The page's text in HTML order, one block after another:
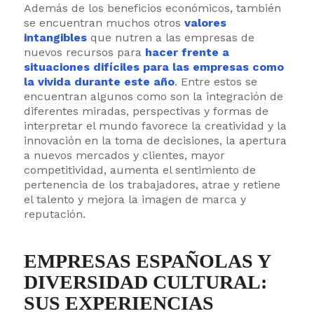
Además de los beneficios económicos, también
se encuentran muchos otros valores
intangiblesque nutren a las empresas de
nuevos recursos para hacer frente a
situaciones difíciles para las empresas como
la vivida durante este año. Entre estos se
encuentran algunos como son la integración de
diferentes miradas, perspectivas y formas de
interpretar el mundo favorece la creatividad y la
innovación en la toma de decisiones, la apertura
a nuevos mercados y clientes, mayor
competitividad, aumenta el sentimiento de
pertenencia de los trabajadores, atrae y retiene
el talento y mejora la imagen de marca y
reputación.
EMPRESAS ESPAÑOLAS Y
DIVERSIDAD CULTURAL:
SUS EXPERIENCIAS